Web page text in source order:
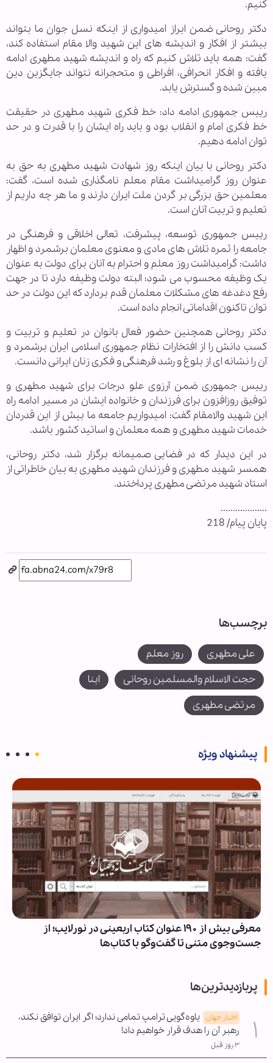
کنیم.
دکتر روحانی ضمن ابراز امیدواری از اینکه نسل جوان ما بتواند
بیشتر از افکار و اندیشه های این شهید والا مقام استفاده کند،
گفت: همه باید تلاش کنیم که راه و اندیشه شهید مطهری ادامه
یافته و افکار انحرافی، افراطی و متحجرانه نتواند جایگزین دین
مبین شده و گسترش یابد.
رییس جمهوری ادامه داد: خط فکری شهید مطهری در حقیقت
خط فکری امام و انقلاب بود و باید راه ایشان را با قدرت و در حد
توان ادامه دهیم.
دکتر روحانی با بیان اینکه روز شهادت شهید مطهری به حق به
عنوان روز گرامیداشت مقام معلم نامگذاری شده است، گفت:
معلمین حق بزرگی بر گردن ملت ایران دارند و ما هر چه داریم از
تعلیم و تربیت آنان است.
رییس جمهوری توسعه، پیشرفت، تعالی اخلاقی و فرهنگی در
جامعه را ثمره تلاش های مادی و معنوی معلمان برشمرد و اظهار
داشت: گرامیداشت روز معلم و احترام به آنان برای دولت به عنوان
یک وظیفه محسوب می شود؛ البته دولت وظیفه دارد تا در جهت
رفع دغدغه های مشکلات معلمان قدم بردارد که این دولت در حد
توان تاکنون اقداماتی انجام داده است.
دکتر روحانی همچنین حضور فعال بانوان در تعلیم و تربیت و
کسب دانش را از افتخارات نظام جمهوری اسلامی ایران برشمرد و
آن را نشانه ای از بلوغ و رشد فرهنگی و فکری زنان ایرانی دانست.
رییس جمهوری ضمن آرزوی علو درجات برای شهید مطهری و
توفیق روزافزون برای فرزندان و خانواده ایشان در مسیر ادامه راه
این شهید والامقام گفت: امیدواریم جامعه ما بیش از این قدردان
خدمات شهید مطهری و همه معلمان و اساتید کشور باشد.
در این دیدار که در فضایی صمیمانه برگزار شد، دکتر روحانی،
همسر شهید مطهری و فرزندان شهید مطهری به بیان خاطراتی از
استاد شهید مرتضی مطهری پرداختند.
...................
پایان پیام/ 218
برچسب‌ها
علی مطهری
روز معلم
حجت الاسلام والمسلمین روحانی
ابنا
مرتضی مطهری
پیشنهاد ویژه
معرفی بیش از ۱۹۰ عنوان کتاب اربعینی در نورلایب؛ از
جست‌وجوی متنی تا گفت‌وگو با کتاب‌ها
پربازدیدترین‌ها
اخبار جهان یاوه‌گویی ترامپ تمامی ندارد؛ اگر ایران توافق نکند،
رهبر آن را هدف قرار خواهیم داد!
۳ روز قبل